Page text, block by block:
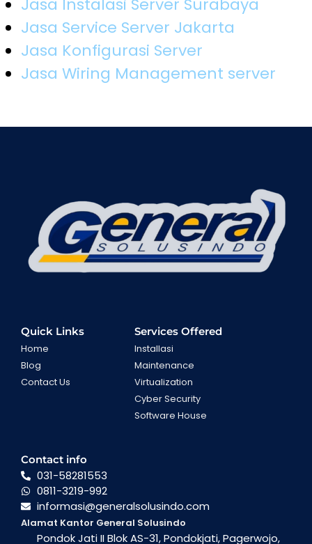
Jasa Instalasi Server Surabaya
Jasa Service Server Jakarta
Jasa Konfigurasi Server
Jasa Wiring Management server
Quick Links
Home
Blog
Contact Us
Services Offered
Installasi
Maintenance
Virtualization
Cyber Security
Software House
Contact info
031-58281553
0811-3219-992
informasi@generalsolusindo.com
Alamat Kantor General Solusindo
Pondok Jati II Blok AS-31, Pondokjati, Pagerwojo,